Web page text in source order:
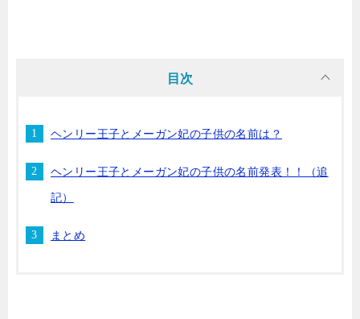
目次
ヘンリー王子とメーガン妃の子供の名前は？
ヘンリー王子とメーガン妃の子供の名前発表！！（追
記）
まとめ